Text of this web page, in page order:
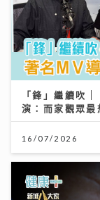
「鋒」繼續吹
演：而家觀眾最
16/07/2026